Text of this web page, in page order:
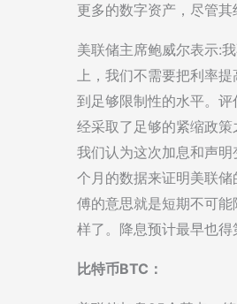
更多的数字资产，尽管
美联储主席鲍威尔表示:
上，我们不需要把利率
到足够限制性的水平。
经采取了足够的紧缩政策
我们认为这次加息和声
个月的数据来证明美联
傅的意思就是短期不可
样了。降息预计最早也得
比特币BTC：